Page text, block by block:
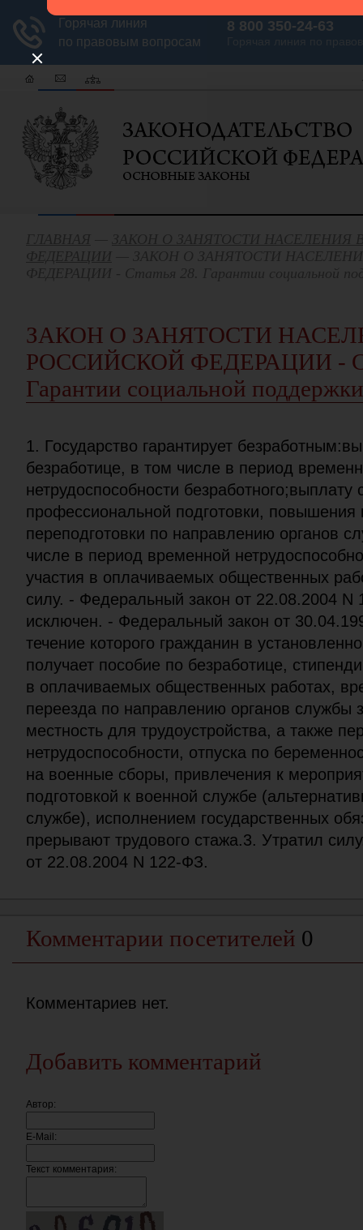
ЗАКОН О ЗАНЯТОСТИ
РОССИЙСКОЙ ФЕДЕРАЦИИ -
Гарантии социальной
1. Государство гарантирует
безработице, в том числе в период
нетрудоспособности
профессиональной подготовки, повышения
переподготовки по направлению органов
числе в период временной
участия в оплачиваемых общественных
силу. - Федеральный закон от 22.08.2004 N
исключен. - Федеральный закон от
течение которого гражданин в
получает пособие по безработице,
в оплачиваемых общественных работах,
переезда по направлению органов службы
местность для трудоустройства, а также
нетрудоспособности, отпуска по
на военные сборы, привлечения к
подготовкой к военной службе
службе), исполнением государственных
прерывают трудового стажа.3. Утратил
от 22.08.2004 N 122-ФЗ.
Комментарии посетителей 0
Комментариев нет.
Добавить комментарий
Автор:
E-Mail:
Текст комментария: